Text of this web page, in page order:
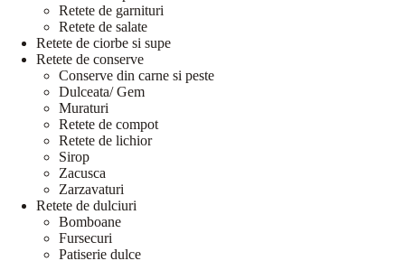
Retete de garnituri
Retete de salate
Retete de ciorbe si supe
Retete de conserve
Conserve din carne si peste
Dulceata/ Gem
Muraturi
Retete de compot
Retete de lichior
Sirop
Zacusca
Zarzavaturi
Retete de dulciuri
Bomboane
Fursecuri
Patiserie dulce